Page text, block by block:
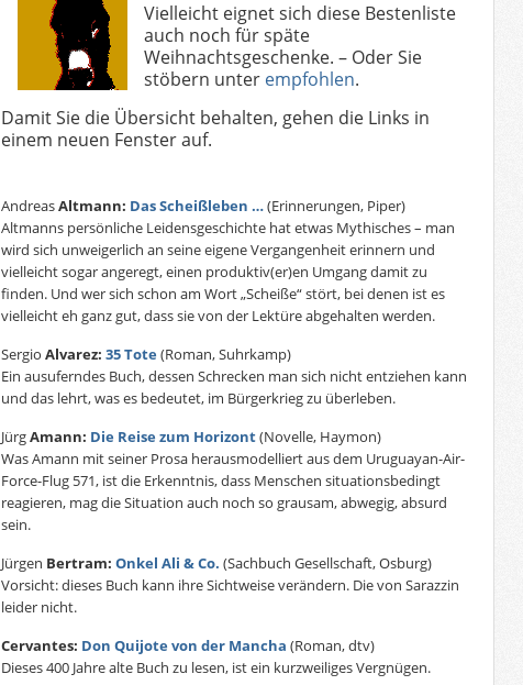
Vielleicht eignet sich diese Bestenliste
auch noch für späte
Weihnachtsgeschenke. – Oder Sie
stöbern unter empfohlen.
Damit Sie die Übersicht behalten, gehen die Links in
einem neuen Fenster auf.
AndreasAltmann: Das Scheißleben …(Erinnerungen, Piper)
Altmanns persönliche Leidensgeschichte hat etwas Mythisches – man
wird sich unweigerlich an seine eigene Vergangenheit erinnern und
vielleicht sogar angeregt, einen produktiv(er)en Umgang damit zu
finden. Und wer sich schon am Wort „Scheiße“ stört, bei denen ist es
vielleicht eh ganz gut, dass sie von der Lektüre abgehalten werden.
Sergio Alvarez: 35 Tote(Roman, Suhrkamp)
Ein ausuferndes Buch, dessen Schrecken man sich nicht entziehen kann
und das lehrt, was es bedeutet, im Bürgerkrieg zu überleben.
JürgAmann: Die Reise zum Horizont(Novelle, Haymon)
Was Amann mit seiner Prosa herausmodelliert aus dem Uruguayan-Air-
Force-Flug 571, ist die Erkenntnis, dass Menschen situationsbedingt
reagieren, mag die Situation auch noch so grausam, abwegig, absurd
sein.
Jürgen Bertram: Onkel Ali & Co. (Sachbuch Gesellschaft, Osburg)
Vorsicht: dieses Buch kann ihre Sichtweise verändern. Die von Sarazzin
leider nicht.
Cervantes: Don Quijote von der Mancha (Roman, dtv)
Dieses 400 Jahre alte Buch zu lesen, ist ein kurzweiliges Vergnügen.